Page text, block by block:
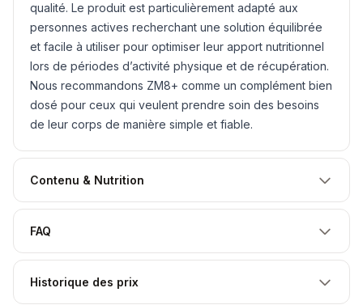
qualité. Le produit est particulièrement adapté aux
personnes actives recherchant une solution équilibrée
et facile à utiliser pour optimiser leur apport nutritionnel
lors de périodes d’activité physique et de récupération.
Nous recommandons ZM8+ comme un complément bien
dosé pour ceux qui veulent prendre soin des besoins
de leur corps de manière simple et fiable.
Contenu & Nutrition
FAQ
Historique des prix